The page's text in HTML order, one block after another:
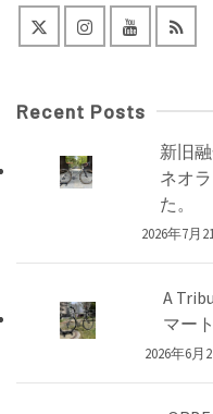
Recent Posts
新旧
ネオ
た。
2026年7月
A
マー
2026年6月